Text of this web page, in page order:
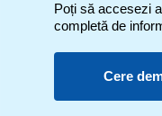
Poți să accesezi
completă de
Cere